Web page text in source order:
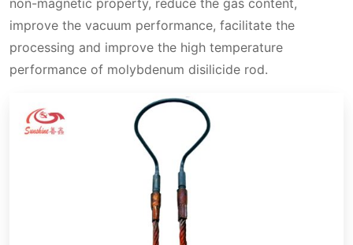
non-magnetic property, reduce the gas content,
improve the vacuum performance, facilitate the
processing and improve the high temperature
performance of molybdenum disilicide rod.